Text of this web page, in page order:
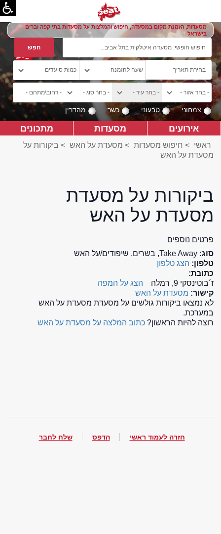
מסעדות, הזמנת מקום במסעדה, חיפוש והמלצות על מסעדות בתי קפה וברים
בישראל
צמחוני טבעוני כשר מהדרין
אירועים מסעדות מתכונים
ראשי > חיפוש מסעדות > מסעדת על האש > ביקורות על
מסעדת על האש
ביקורות על מסעדת
מסעדת על האש
פרטים נוספים
סוג: Take Away, בשרים, שיפודים/על האש
טלפון: הצג טלפון
כתובת:
ז´בוטינסקי 9, רמלה
הצג על המפה
קישור: מסעדת על האש
לא נמצאו ביקורות גולשים על מסעדת מסעדת על האש
במערכת.
רוצה להיות הראשון? כתוב המלצה על מסעדת על האש
חזרה לעמוד ראשי הדפס שלח לחבר